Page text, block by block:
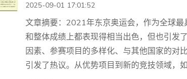
2025-09-01 17:01:52
文章摘要：2021年东京奥运会，作为全球
和整体成绩上都表现得相当出色，但也引发
因素、参赛项目的多样化、与其他国家的对
引发了热议。从优势项目到新的竞技领域，